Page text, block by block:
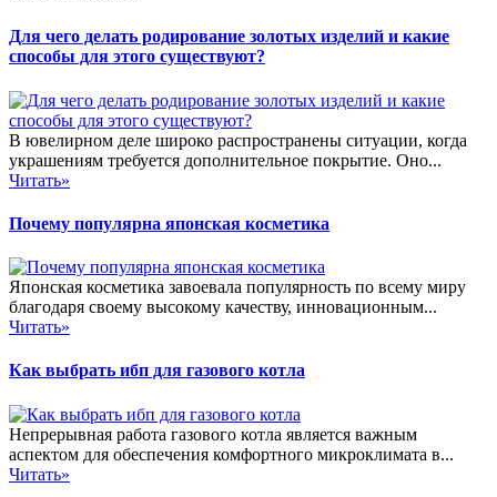
Для чего делать родирование золотых изделий и какие
способы для этого существуют?
В ювелирном деле широко распространены ситуации, когда
украшениям требуется дополнительное покрытие. Оно...
Читать»
Почему популярна японская косметика
Японская косметика завоевала популярность по всему миру
благодаря своему высокому качеству, инновационным...
Читать»
Как выбрать ибп для газового котла
Непрерывная работа газового котла является важным
аспектом для обеспечения комфортного микроклимата в...
Читать»